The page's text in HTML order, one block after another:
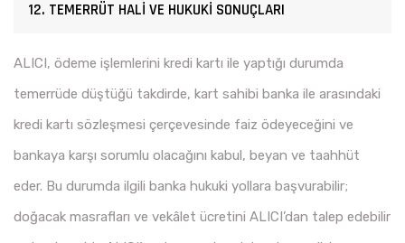
12. TEMERRÜT HALİ VE HUKUKİ SONUÇLARI
ALICI, ödeme işlemlerini kredi kartı ile yaptığı durumda
temerrüde düştüğü takdirde, kart sahibi banka ile arasındaki
kredi kartı sözleşmesi çerçevesinde faiz ödeyeceğini ve
bankaya karşı sorumlu olacağını kabul, beyan ve taahhüt
eder. Bu durumda ilgili banka hukuki yollara başvurabilir;
doğacak masrafları ve vekâlet ücretini ALICI’dan talep edebilir